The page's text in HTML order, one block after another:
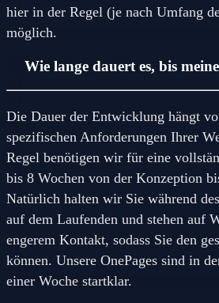
hier in der Regel (je nach Umfang
möglich.
Wie lange dauert es, bis
Die Dauer der Entwicklung hängt
spezifischen Anforderungen Ihrer
Regel benötigen wir für eine
bis 8 Wochen von der Konzeption
Natürlich halten wir Sie während
auf dem Laufenden und stehen auf
engerem Kontakt, sodass Sie den
können. Unsere OnePages sind in
einer Woche startklar.